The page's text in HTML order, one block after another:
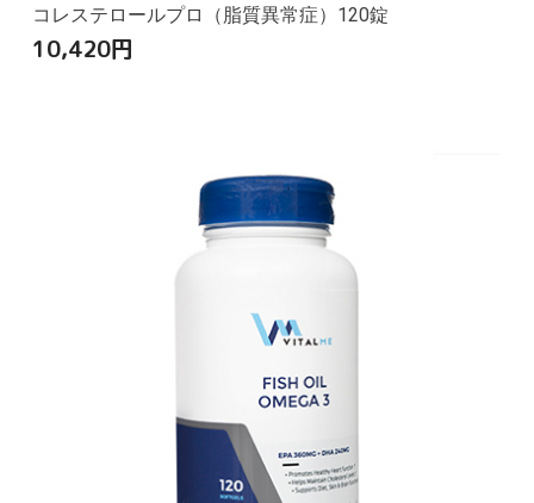
コレステロールプロ（脂質異常症）120錠
10,420円